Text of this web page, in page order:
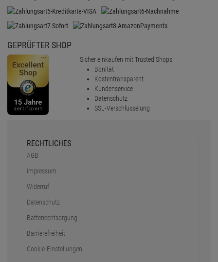
GEPRÜFTER SHOP
Sicher einkaufen mit Trusted Shops
Bonität
Kostentransparent
Kundenservice
Datenschutz
SSL-Verschlüsselung
RECHTLICHES
AGB
Impressum
Widerruf
Datenschutz
Batterieentsorgung
Barrierefreiheit
Cookie-Einstellungen